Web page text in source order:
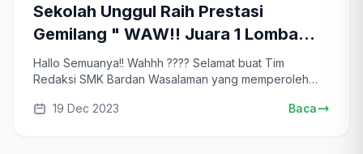
Sekolah Unggul Raih Prestasi
Gemilang " WAW!! Juara 1 Lomba
Video Film Pendek Terfavorit Se-
kabupat
Hallo Semuanya!! Wahhh ???? Selamat buat Tim
Redaksi SMK Bardan Wasalaman yang memperoleh
19 Dec 2023
Baca